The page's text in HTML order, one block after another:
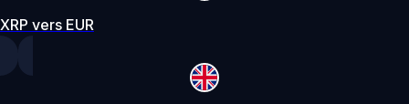
XRP vers EUR